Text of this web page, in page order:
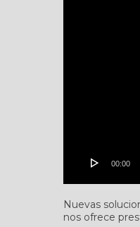
00:00
Nuevas
nos ofrece